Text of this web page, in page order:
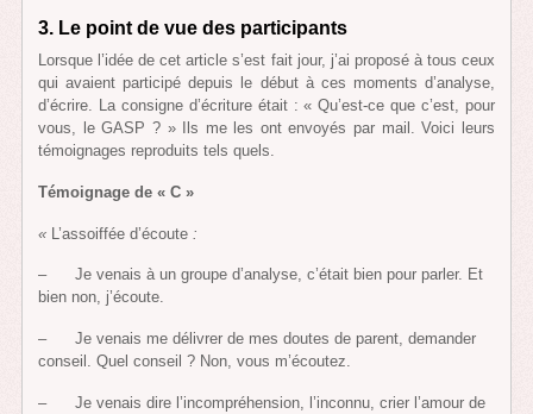
3. Le point de vue des participants
Lorsque l’idée de cet article s’est fait jour, j’ai proposé à tous ceux
qui avaient participé depuis le début à ces moments d’analyse,
d’écrire. La consigne d’écriture était : « Qu’est-ce que c’est, pour
vous, le GASP ? » Ils me les ont envoyés par mail. Voici leurs
témoignages reproduits tels quels.
Témoignage de « C »
« L’assoiffée d’écoute :
– Je venais à un groupe d’analyse, c’était bien pour parler. Et
bien non, j’écoute.
– Je venais me délivrer de mes doutes de parent, demander
conseil. Quel conseil ? Non, vous m’écoutez.
– Je venais dire l’incompréhension, l’inconnu, crier l’amour de